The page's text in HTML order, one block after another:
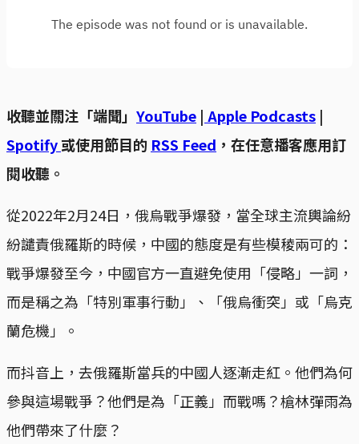
收聽並關注「端聞」 YouTube | Apple Podcasts |
Spotify或使用節目的 RSS Feed ，在任意播客應用訂
閱收聽。
從2022年2月24日，俄烏戰爭爆發，當全球主流輿論紛
紛譴責俄羅斯的時候，中國的態度是有些模稜兩可的：
戰爭爆發至今，中國官方一直避免使用「侵略」一詞，
而是稱之為「特別軍事行動」、「俄烏衝突」或「烏克
蘭危機」。
而抖音上，去俄羅斯當兵的中國人逐漸走紅。他們為何
參與這場戰爭？他們是為「正義」而戰嗎？槍林彈雨為
他們帶來了什麼？